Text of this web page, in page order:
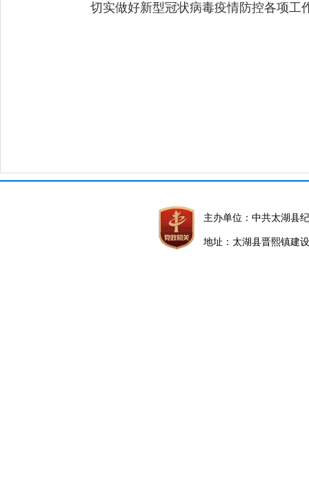
切实做好新型冠状病毒疫情防控各项工
主办单位：中共太湖县
地址：太湖县晋熙镇建